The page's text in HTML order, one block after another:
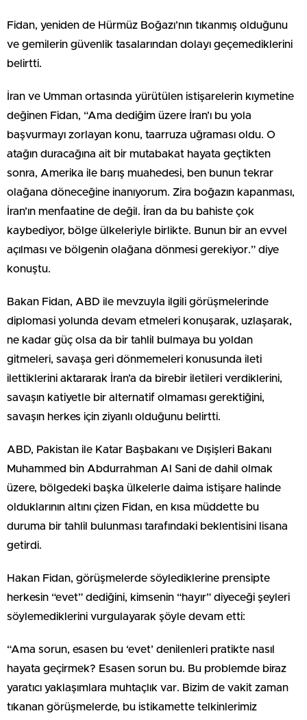
Fidan, yeniden de Hürmüz Boğazı’nın tıkanmış olduğunu
ve gemilerin güvenlik tasalarından dolayı geçemediklerini
belirtti.
İran ve Umman ortasında yürütülen istişarelerin kıymetine
değinen Fidan, “Ama dediğim üzere İran’ı bu yola
başvurmayı zorlayan konu, taarruza uğraması oldu. O
atağın duracağına ait bir mutabakat hayata geçtikten
sonra, Amerika ile barış muahedesi, ben bunun tekrar
olağana döneceğine inanıyorum. Zira boğazın kapanması,
İran’ın menfaatine de değil. İran da bu bahiste çok
kaybediyor, bölge ülkeleriyle birlikte. Bunun bir an evvel
açılması ve bölgenin olağana dönmesi gerekiyor.” diye
konuştu.
Bakan Fidan, ABD ile mevzuyla ilgili görüşmelerinde
diplomasi yolunda devam etmeleri konuşarak, uzlaşarak,
ne kadar güç olsa da bir tahlil bulmaya bu yoldan
gitmeleri, savaşa geri dönmemeleri konusunda ileti
ilettiklerini aktararak İran’a da birebir iletileri verdiklerini,
savaşın katiyetle bir alternatif olmaması gerektiğini,
savaşın herkes için ziyanlı olduğunu belirtti.
ABD, Pakistan ile Katar Başbakanı ve Dışişleri Bakanı
Muhammed bin Abdurrahman Al Sani de dahil olmak
üzere, bölgedeki başka ülkelerle daima istişare halinde
olduklarının altını çizen Fidan, en kısa müddette bu
duruma bir tahlil bulunması tarafındaki beklentisini lisana
getirdi.
Hakan Fidan, görüşmelerde söylediklerine prensipte
herkesin “evet” dediğini, kimsenin “hayır” diyeceği şeyleri
söylemediklerini vurgulayarak şöyle devam etti:
“Ama sorun, esasen bu ‘evet’ denilenleri pratikte nasıl
hayata geçirmek? Esasen sorun bu. Bu problemde biraz
yaratıcı yaklaşımlara muhtaçlık var. Bizim de vakit zaman
tıkanan görüşmelerde, bu istikamette telkinlerimiz